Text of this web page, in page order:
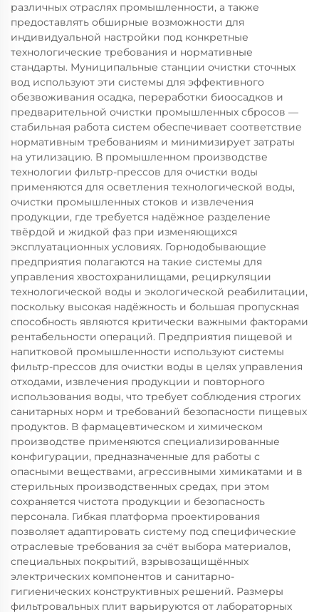
различных отраслях промышленности, а также
предоставлять обширные возможности для
индивидуальной настройки под конкретные
технологические требования и нормативные
стандарты. Муниципальные станции очистки сточных
вод используют эти системы для эффективного
обезвоживания осадка, переработки биоосадков и
предварительной очистки промышленных сбросов —
стабильная работа систем обеспечивает соответствие
нормативным требованиям и минимизирует затраты
на утилизацию. В промышленном производстве
технологии фильтр-прессов для очистки воды
применяются для осветления технологической воды,
очистки промышленных стоков и извлечения
продукции, где требуется надёжное разделение
твёрдой и жидкой фаз при изменяющихся
эксплуатационных условиях. Горнодобывающие
предприятия полагаются на такие системы для
управления хвостохранилищами, рециркуляции
технологической воды и экологической реабилитации,
поскольку высокая надёжность и большая пропускная
способность являются критически важными факторами
рентабельности операций. Предприятия пищевой и
напитковой промышленности используют системы
фильтр-прессов для очистки воды в целях управления
отходами, извлечения продукции и повторного
использования воды, что требует соблюдения строгих
санитарных норм и требований безопасности пищевых
продуктов. В фармацевтическом и химическом
производстве применяются специализированные
конфигурации, предназначенные для работы с
опасными веществами, агрессивными химикатами и в
стерильных производственных средах, при этом
сохраняется чистота продукции и безопасность
персонала. Гибкая платформа проектирования
позволяет адаптировать систему под специфические
отраслевые требования за счёт выбора материалов,
специальных покрытий, взрывозащищённых
электрических компонентов и санитарно-
гигиенических конструктивных решений. Размеры
фильтровальных плит варьируются от лабораторных